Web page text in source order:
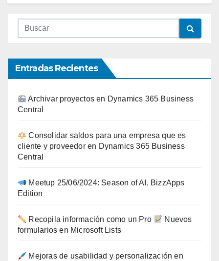
Entradas Recientes
Archivar proyectos en Dynamics 365 Business
Central
Consolidar saldos para una empresa que es
cliente y proveedor en Dynamics 365 Business
Central
Meetup 25/06/2024: Season of AI, BizzApps
Edition
Recopila información como un Pro
Nuevos
formularios en Microsoft Lists
Mejoras de usabilidad y personalización en